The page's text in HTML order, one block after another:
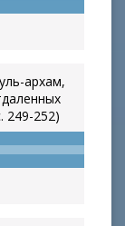
архам,
249-252)